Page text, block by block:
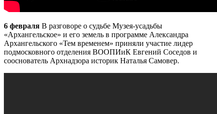
6 февраля В разговоре о судьбе Музея-усадьбы
«Архангельское» и его земель в программе Александра
Архангельского «Тем временем» приняли участие лидер
подмосковного отделения ВООПИиК Евгений Соседов и
сооснователь Архнадзора историк Наталья Самовер.